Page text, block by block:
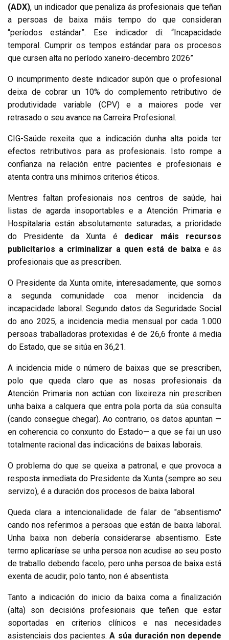
(ADX), un indicador que penaliza ás profesionais que teñan
a persoas de baixa máis tempo do que consideran
“períodos estándar”. Ese indicador di: “Incapacidade
temporal. Cumprir os tempos estándar para os procesos
que cursen alta no período xaneiro-decembro 2026”
O incumprimento deste indicador supón que o profesional
deixa de cobrar un 10% do complemento retributivo de
produtividade variable (CPV) e a maiores pode ver
retrasado o seu avance na Carreira Profesional.
CIG-Saúde rexeita que a indicación dunha alta poida ter
efectos retributivos para as profesionais. Isto rompe a
confianza na relación entre pacientes e profesionais e
atenta contra uns mínimos criterios éticos.
Mentres faltan profesionais nos centros de saúde, hai
listas de agarda insoportables e a Atención Primaria e
Hospitalaria están absolutamente saturadas, a prioridade
do Presidente da Xunta é dedicar máis recursos
publicitarios a criminalizar a quen está de baixa e ás
profesionais que as prescriben.
O Presidente da Xunta omite, interesadamente, que somos
a segunda comunidade coa menor incidencia da
incapacidade laboral. Segundo datos da Seguridade Social
do ano 2025, a incidencia media mensual por cada 1.000
persoas traballadoras protexidas é de 26,6 fronte á media
do Estado, que se sitúa en 36,21.
A incidencia mide o número de baixas que se prescriben,
polo que queda claro que as nosas profesionais da
Atención Primaria non actúan con lixeireza nin prescriben
unha baixa a calquera que entra pola porta da súa consulta
(cando consegue chegar). Ao contrario, os datos apuntan —
en coherencia co conxunto do Estado— a que se fai un uso
totalmente racional das indicacións de baixas laborais.
O problema do que se queixa a patronal, e que provoca a
resposta inmediata do Presidente da Xunta (sempre ao seu
servizo), é a duración dos procesos de baixa laboral.
Queda clara a intencionalidade de falar de "absentismo"
cando nos referimos a persoas que están de baixa laboral.
Unha baixa non debería considerarse absentismo. Este
termo aplicaríase se unha persoa non acudise ao seu posto
de traballo debendo facelo; pero unha persoa de baixa está
exenta de acudir, polo tanto, non é absentista.
Tanto a indicación do inicio da baixa coma a finalización
(alta) son decisións profesionais que teñen que estar
soportadas en criterios clínicos e nas necesidades
asistenciais dos pacientes.A súa duración non depende